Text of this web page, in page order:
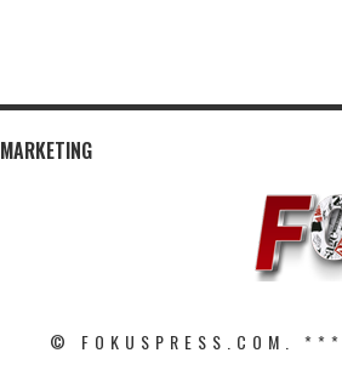
MARKETING
© FOKUSPRESS.COM. ***